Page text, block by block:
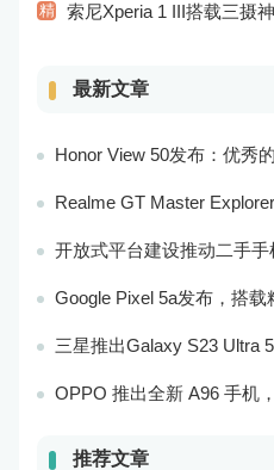
精 索尼Xperia 1 III搭载三摄神
最新文章
Honor View 50发布：优秀的处
Realme GT Master Explorer Edition发布，搭
开放式平台建设推动二手手机市
Google Pixel 5a发布，搭载精湛
三星推出Galaxy S23 Ultra 5G + One UI 3.0，搭载骁
OPPO 推出全新 A96 手机，搭载三摄
推荐文章